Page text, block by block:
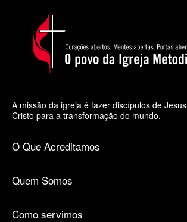
A missão da igreja é fazer discípulos de Jesus
Cristo para a transformação do mundo.
O Que Acreditamos
Quem Somos
Como servimos